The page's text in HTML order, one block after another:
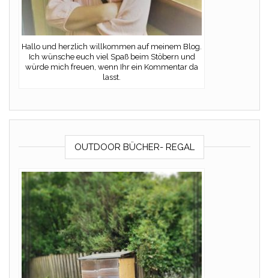
Hallo und herzlich willkommen auf meinem Blog.
Ich wünsche euch viel Spaß beim Stöbern und
würde mich freuen, wenn Ihr ein Kommentar da
lasst.
OUTDOOR BÜCHER- REGAL